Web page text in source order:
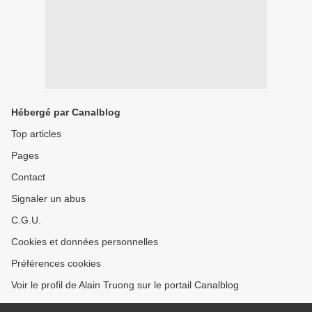
Hébergé par Canalblog
Top articles
Pages
Contact
Signaler un abus
C.G.U.
Cookies et données personnelles
Préférences cookies
Voir le profil de Alain Truong sur le portail Canalblog